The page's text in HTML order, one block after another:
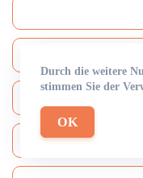
Durch die weitere
stimmen Sie der
OK